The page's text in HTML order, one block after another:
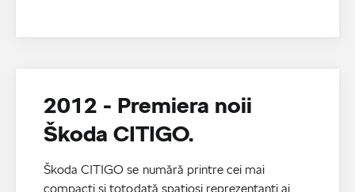
2012 - Premiera noii
Škoda CITIGO.
Škoda CITIGO se numără printre cei mai
compacți şi totodată spaţioşi reprezentanţi ai